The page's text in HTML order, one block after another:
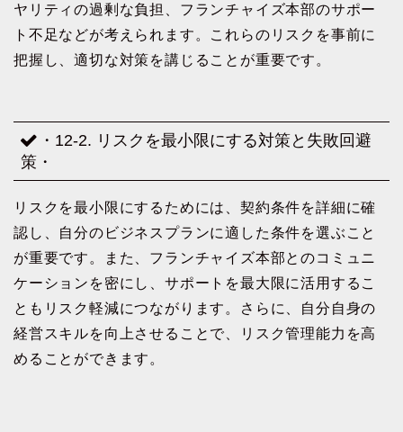
ヤリティの過剰な負担、フランチャイズ本部のサポー
ト不足などが考えられます。これらのリスクを事前に
把握し、適切な対策を講じることが重要です。
・12-2. リスクを最小限にする対策と失敗回避
策・
リスクを最小限にするためには、契約条件を詳細に確
認し、自分のビジネスプランに適した条件を選ぶこと
が重要です。また、フランチャイズ本部とのコミュニ
ケーションを密にし、サポートを最大限に活用するこ
ともリスク軽減につながります。さらに、自分自身の
経営スキルを向上させることで、リスク管理能力を高
めることができます。